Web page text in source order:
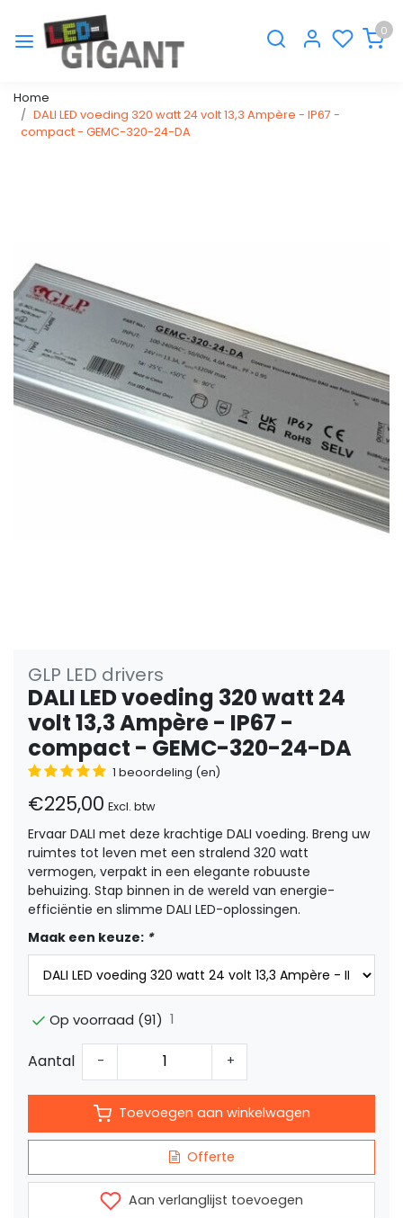
0
Home
DALI LED voeding 320 watt 24 volt 13,3 Ampère - IP67 -
compact - GEMC-320-24-DA
GLP LED drivers
DALI LED voeding 320 watt 24
volt 13,3 Ampère - IP67 -
compact - GEMC-320-24-DA
1 beoordeling (en)
€225,00 Excl. btw
Ervaar DALI met deze krachtige DALI voeding. Breng uw
ruimtes tot leven met een stralend 320 watt
vermogen, verpakt in een elegante robuuste
behuizing. Stap binnen in de wereld van energie-
efficiëntie en slimme DALI LED-oplossingen.
Maak een keuze: *
Op voorraad (91) 1
Aantal - +
Toevoegen aan winkelwagen
Offerte
Aan verlanglijst toevoegen